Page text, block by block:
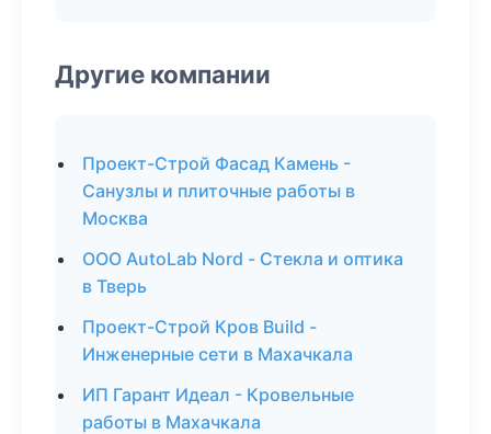
Другие компании
Проект-Строй Фасад Камень -
Санузлы и плиточные работы в
Москва
ООО AutoLab Nord - Стекла и оптика
в Тверь
Проект-Строй Кров Build -
Инженерные сети в Махачкала
ИП Гарант Идеал - Кровельные
работы в Махачкала